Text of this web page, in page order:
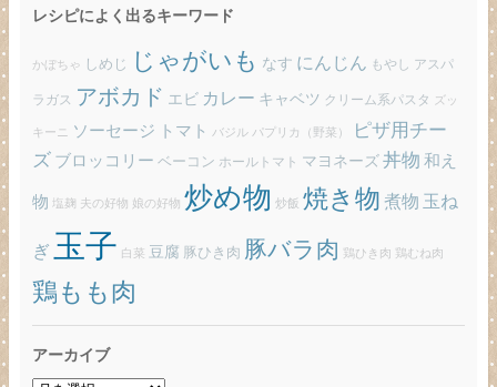
レシピによく出るキーワード
かぼちゃ しめじ じゃがいも なす にんじん もやし アスパ
ラガス アボカド エビ カレー キャベツ クリーム系パスタ ズッ
キーニ ソーセージ トマト バジル パプリカ（野菜）
ピザ用チー
ズ ブロッコリー ベーコン ホールトマト マヨネーズ丼物 和え
物 塩麹 夫の好物 娘の好物 炒め物 炒飯 焼き物煮物 玉ね
ぎ玉子 白菜 豆腐 豚ひき肉 豚バラ肉 鶏ひき肉 鶏むね肉
鶏もも肉
アーカイブ